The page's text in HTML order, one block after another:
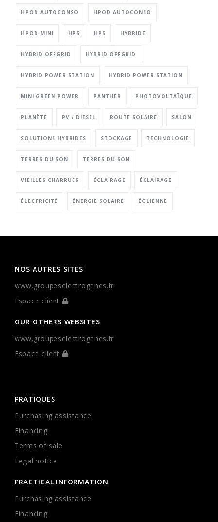
HPOD AUTOCONSO HPOD AUTOCONSO
HPOD MINI HPS HPS HYBRIDE
HYBRID OFFGRID HYBRID OFFGRID
HYBRID POWER STATION HYBRID POWER STATION
MINI GREEN POWER PANTHER PHOTOVOLTAÏQUE
PLANÈTE PV / DIESEL ROUTE SOLAIRE SALON
SOLUTIONS HYBRIDES STOCKAGE TECHNOLOGIE
TERRES DU SON TERRES DU SON
VIEILLES CHARRUES ÉCLAIRAGE ÉCLAIRAGE
ÉLECTRICITÉ ÉNERGIE SOLAIRE ÉOLIENNE
NOS AUTRES SITES
www.groupeselectrogenes.fr
Espace client
OUR OTHERS WEBSITES
www.groupeselectrogenes.fr
Espace client
PRATIQUES
Purchasing assistance
Financing
Terms of sale
Legal notice
PRACTICAL INFORMATION
Purchasing assistance
Financing